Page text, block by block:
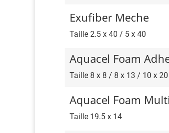
Exufiber Meche
Taille 2.5 x 40 / 5 x 40
Aquacel Foam
Taille 8 x 8 / 8 x 13 / 10 x
Aquacel Foam
Taille 19.5 x 14